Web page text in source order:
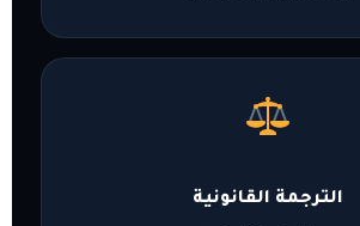
الترجمة القانونية